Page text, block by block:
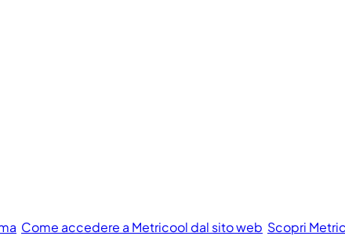
Come accedere a Metricool dal sito web Scopri